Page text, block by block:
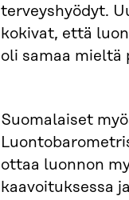
terveyshyödyt.
kokivat, että
oli samaa mieltä
Suomalaiset
ottaa luonnon
kaavoituksessa